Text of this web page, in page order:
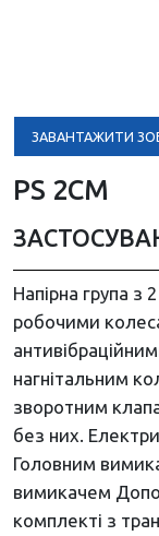
ЗАВАНТАЖИТИ
PS 2CM
Напірна група з
робочими
нагнітальним
зворотним
без них.
Головним
вимикачем
комплекті з